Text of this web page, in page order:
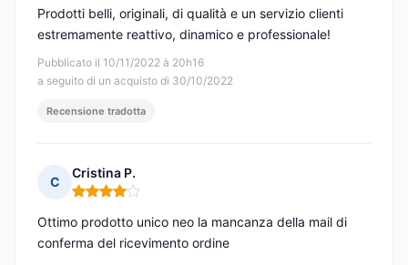
Pubblicato il 10/11/2022 à 20h16
a seguito di un acquisto di 30/10/2022
Prodotti belli, originali, di qualità e un servizio clienti
estremamente reattivo, dinamico e professionale!
Recensione tradotta
C
Cristina P.
Nota: 4 su 5
Ottimo prodotto unico neo la mancanza della mail di
conferma del ricevimento ordine